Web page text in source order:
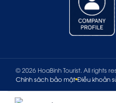
© 2026 HoaBinh Tourist. All rights
Chính sách bảo mật Điều khoản